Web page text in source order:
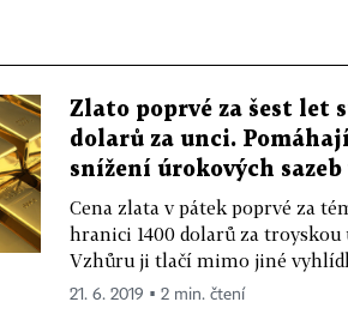
Zlato poprvé za šest let
dolarů za unci.
snížení úrokových sazeb
Cena zlata v pátek poprvé za
hranici 1400 dolarů za troyskou
Vzhůru ji tlačí mimo jiné
21. 6. 2019 ▪ 2 min. čtení